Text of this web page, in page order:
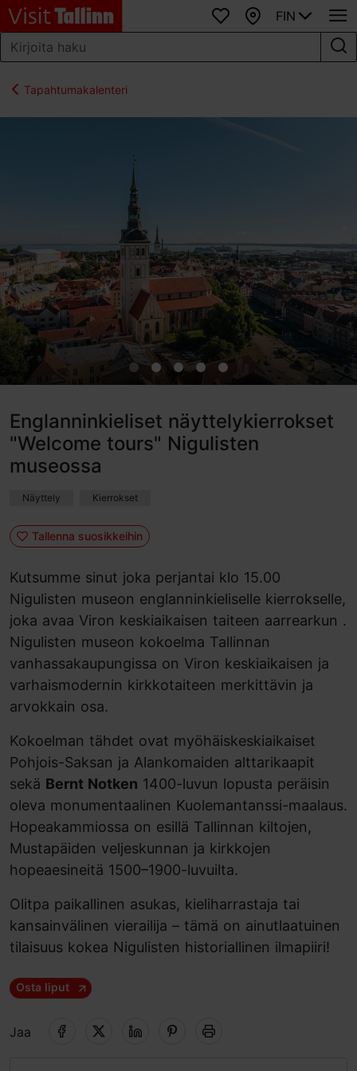
SuosikitKartta
FIN
Tapahtumakalenteri
Englanninkieliset näyttelykierrokset
"Welcome tours" Nigulisten
museossa
Näyttely Kierrokset
Tallenna suosikkeihin
Kutsumme sinut joka perjantai klo 15.00
Nigulisten museon englanninkieliselle kierrokselle,
joka avaa Viron keskiaikaisen taiteen aarrearkun .
Nigulisten museon kokoelma Tallinnan
vanhassakaupungissa on Viron keskiaikaisen ja
varhaismodernin kirkkotaiteen merkittävin ja
arvokkain osa.
Kokoelman tähdet ovat myöhäiskeskiaikaiset
Pohjois-Saksan ja Alankomaiden alttarikaapit
sekä Bernt Notken 1400-luvun lopusta peräisin
oleva monumentaalinen Kuolemantanssi-maalaus.
Hopeakammiossa on esillä Tallinnan kiltojen,
Mustapäiden veljeskunnan ja kirkkojen
hopeaesineitä 1500–1900-luvuilta.
Olitpa paikallinen asukas, kieliharrastaja tai
kansainvälinen vierailija – tämä on ainutlaatuinen
tilaisuus kokea Nigulisten historiallinen ilmapiiri!
Osta liput
Jaa